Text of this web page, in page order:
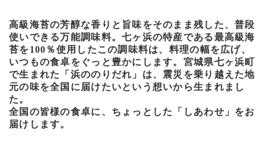
高級海苔の芳醇な香りと旨味をそのまま残した、普段
使いできる万能調味料。七ヶ浜の特産である最高級海
苔を100％使用したこの調味料は、料理の幅を広げ、
いつもの食卓をぐっと豊かにします。宮城県七ヶ浜町
で生まれた「浜ののりだれ」は、震災を乗り越えた地
元の味を全国に届けたいという想いから生まれまし
た。
全国の皆様の食卓に、ちょっとした「しあわせ」をお
届けします。